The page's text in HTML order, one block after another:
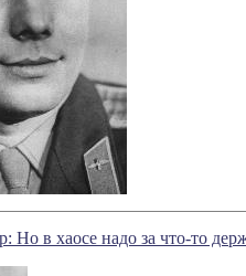
Но в хаосе надо за что-то